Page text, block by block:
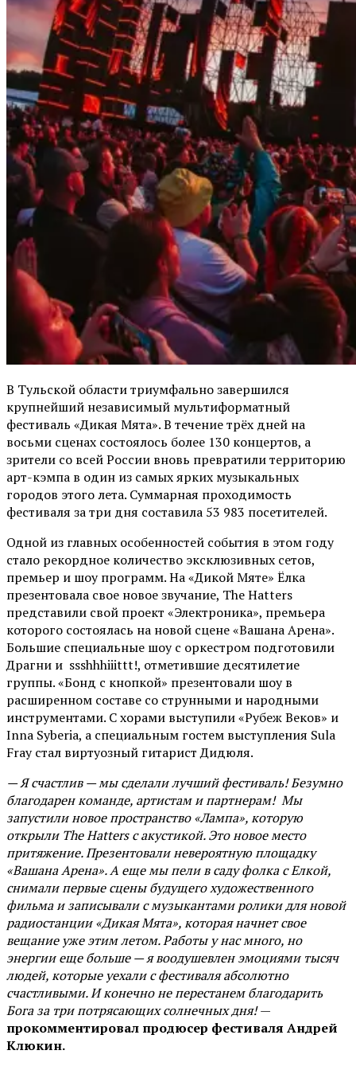
В Тульской области триумфально завершился
крупнейший независимый мультиформатный
фестиваль «Дикая Мята». В течение трёх дней на
восьми сценах состоялось более 130 концертов, а
зрители со всей России вновь превратили территорию
арт-кэмпа в один из самых ярких музыкальных
городов этого лета. Суммарная проходимость
фестиваля за три дня составила 53 983 посетителей.
Одной из главных особенностей события в этом году
стало рекордное количество эксклюзивных сетов,
премьер и шоу программ. На «Дикой Мяте» Ёлка
презентовала свое новое звучание, The Hatters
представили свой проект «Электроника», премьера
которого состоялась на новой сцене «Вашана Арена».
Большие специальные шоу с оркестром подготовили
Драгни и ssshhhiiittt!, отметившие десятилетие
группы. «Бонд с кнопкой» презентовали шоу в
расширенном составе со струнными и народными
инструментами. С хорами выступили «Рубеж Веков» и
Inna Syberia, а специальным гостем выступления Sula
Fray стал виртуозный гитарист Дидюля.
— Я счастлив — мы сделали лучший фестиваль! Безумно
благодарен команде, артистам и партнерам! Мы
запустили новое пространство «Лампа», которую
открыли The Hatters с акустикой. Это новое место
притяжение. Презентовали невероятную площадку
«Вашана Арена». А еще мы пели в саду фолка с Елкой,
снимали первые сцены будущего художественного
фильма и записывали с музыкантами ролики для новой
радиостанции «Дикая Мята», которая начнет свое
вещание уже этим летом. Работы у нас много, но
энергии еще больше — я воодушевлен эмоциями тысяч
людей, которые уехали с фестиваля абсолютно
счастливыми. И конечно не перестанем благодарить
Бога за три потрясающих солнечных дня!—
прокомментировал продюсер фестиваля Андрей
Клюкин.